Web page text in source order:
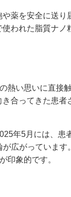
薬を安全に送り
われた脂質ナノ
い思いに直接
合ってきた患者
年5月には、患
広がっています
印象的です。